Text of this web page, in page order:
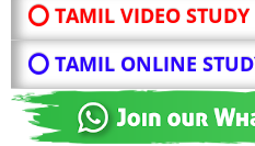
⭕ TAMIL VIDEO
⭕ TAMIL ONLINE